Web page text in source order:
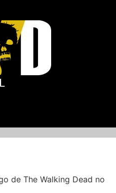
de The Walking Dead no